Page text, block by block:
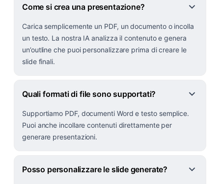
Come si crea una presentazione?
Carica semplicemente un PDF, un documento o incolla
un testo. La nostra IA analizza il contenuto e genera
un’outline che puoi personalizzare prima di creare le
slide finali.
Quali formati di file sono supportati?
Supportiamo PDF, documenti Word e testo semplice.
Puoi anche incollare contenuti direttamente per
generare presentazioni.
Posso personalizzare le slide generate?